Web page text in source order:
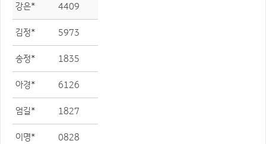
강은* 4409
김정* 5973
송정* 1835
아경* 6126
엄길* 1827
이명* 0828